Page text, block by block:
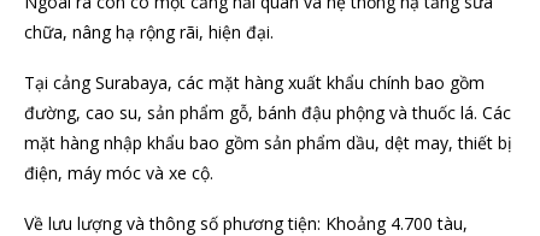
chữa, nâng hạ rộng rãi, hiện đại.
Tại cảng Surabaya, các mặt hàng xuất khẩu chính bao gồm
đường, cao su, sản phẩm gỗ, bánh đậu phộng và thuốc lá. Các
mặt hàng nhập khẩu bao gồm sản phẩm dầu, dệt may, thiết bị
điện, máy móc và xe cộ.
Về lưu lượng và thông số phương tiện: Khoảng 4.700 tàu,